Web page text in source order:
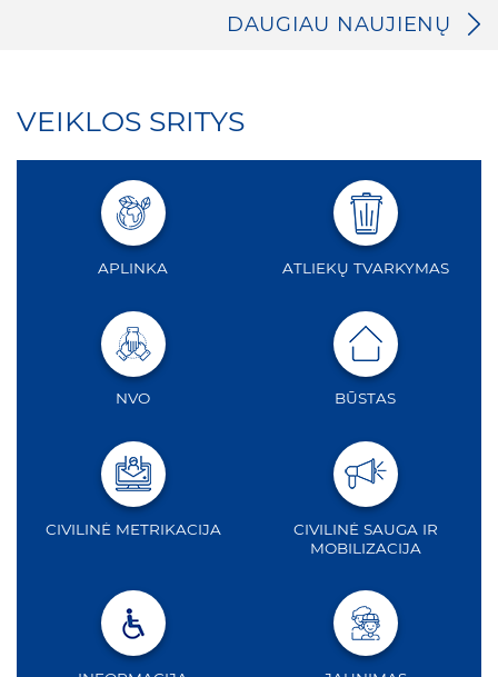
DAUGIAU NAUJIENŲ
VEIKLOS SRITYS
APLINKA ATLIEKŲ TVARKYMAS
NVO BŪSTAS
CIVILINĖ METRIKACIJA
CIVILINĖ SAUGA IR
MOBILIZACIJA